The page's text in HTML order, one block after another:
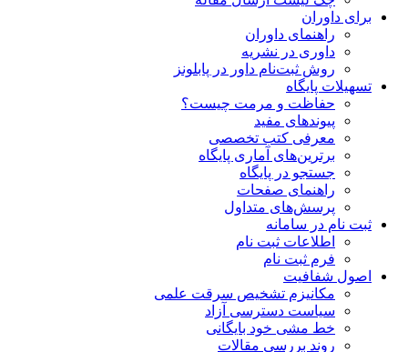
برای داوران
راهنمای داوران
داوری در نشریه
روش ثبت‌نام داور در پابلونز
تسهیلات پایگاه
حفاظت و مرمت چیست؟
پیوند‌های مفید
معرفی کتب تخصصی
برترین‌های آماری پایگاه
جستجو در پایگاه
راهنمای صفحات
پرسش‌های متداول
ثبت نام در سامانه
اطلاعات ثبت نام
فرم ثبت نام
اصول شفافیت
ﻣﮑﺎﻧﯿﺰم ﺗﺸﺨﯿﺺ ﺳﺮﻗﺖ ﻋﻠﻤﯽ
سیاست دسترسی آزاد
خط مشی خود بایگانی
روند بررسی مقالات